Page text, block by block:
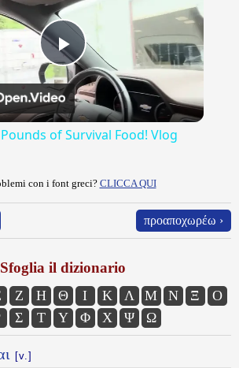
Play
Video
of Survival Food! Vlog
con i font greci? CLICCA QUI
προαποχωρέω ›
Sfoglia il dizionario
Ζ Η Θ Ι Κ Λ Μ Ν Ξ
Ο
Σ Τ Υ Φ Χ Ψ Ω
[v.]